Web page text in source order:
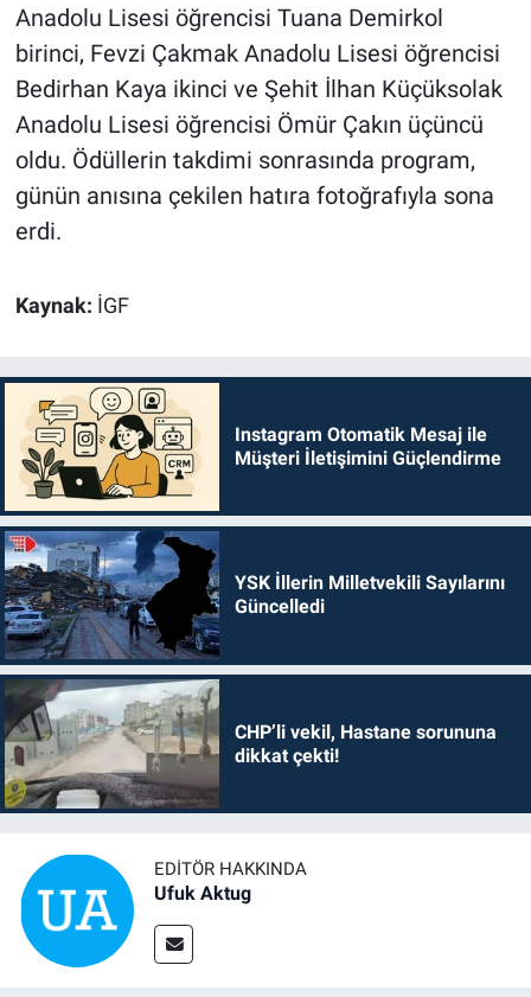
Anadolu Lisesi öğrencisi Tuana Demirkol
birinci, Fevzi Çakmak Anadolu Lisesi öğrencisi
Bedirhan Kaya ikinci ve Şehit İlhan Küçüksolak
Anadolu Lisesi öğrencisi Ömür Çakın üçüncü
oldu. Ödüllerin takdimi sonrasında program,
günün anısına çekilen hatıra fotoğrafıyla sona
erdi.
Kaynak: İGF
Instagram Otomatik Mesaj ile
Müşteri İletişimini Güçlendirme
YSK İllerin Milletvekili Sayılarını
Güncelledi
CHP’li vekil, Hastane sorununa
dikkat çekti!
EDITÖR HAKKINDA
Ufuk Aktug